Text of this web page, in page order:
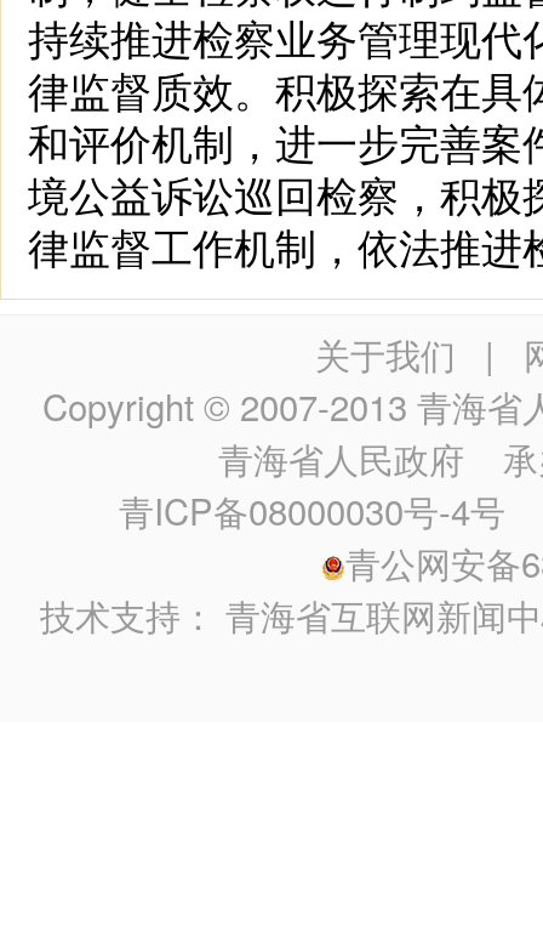
持续推进检察业务管理现
律监督质效。积极探索在具
和评价机制，进一步完善
境公益诉讼巡回检察，积
律监督工作机制，依法推
关于我们 |
Copyright © 2007-2013 青海省
青海省人民政府 承
青ICP备08000030号-4号
青公网安备
技术支持：青海省互联网新闻